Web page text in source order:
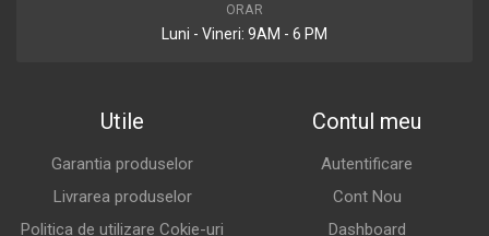
ORAR
Luni - Vineri: 9AM - 6 PM
Utile
Garantia produselor
Livrarea produselor
Politica de utilizare Cokie-uri
Contul meu
Autentificare
Cont Nou
Dashboard